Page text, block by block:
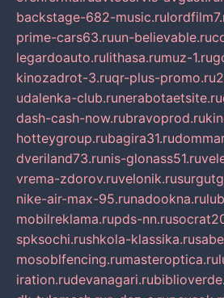
backstage-682-music.ru
prime-cars63.ruun-believable.ru
legardoauto.rulithasa.rumuz-1.ru
kinozadrot-3.ruqr-plus-promo.ru
udalenka-club.runerabotaetsite.ru
dash-cash-now.rubravoprod.ru
hotteygroup.rubagira31.ru
dveriland73.runis-glonass51.ru
vrema-zdorov.ruvelonik.ru
nike-air-max-95.runadookna.ru
mobilreklama.rupds-nn.ru
spksochi.rushkola-klassika.ru
mosoblfencing.rumasteroptica.ru
iration.rudevanagari.ru